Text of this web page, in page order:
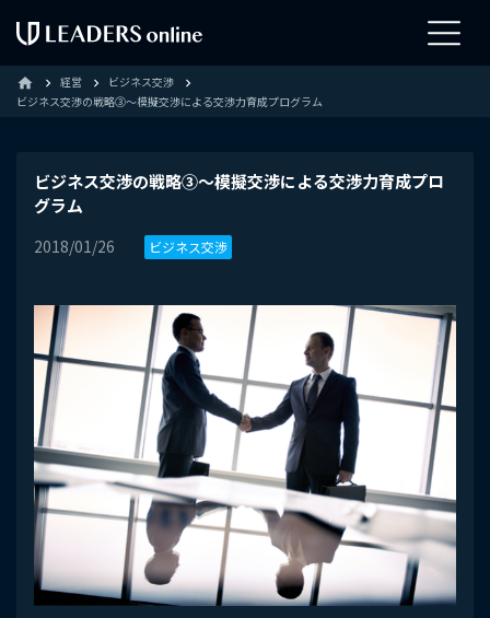
home 経営
ビジネス交渉
ビジネス交渉の戦略③～模擬交渉による交渉力育成プログラム
ビジネス交渉の戦略③～模擬交渉による交渉力育成プロ
グラム
2018/01/26 ビジネス交渉